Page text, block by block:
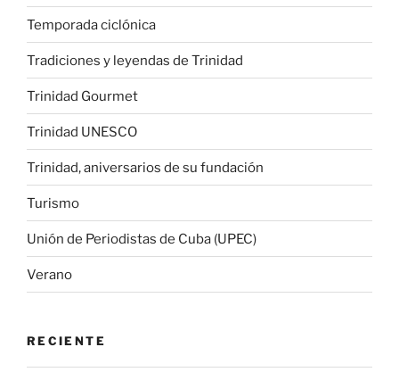
Temporada ciclónica
Tradiciones y leyendas de Trinidad
Trinidad Gourmet
Trinidad UNESCO
Trinidad, aniversarios de su fundación
Turismo
Unión de Periodistas de Cuba (UPEC)
Verano
RECIENTE